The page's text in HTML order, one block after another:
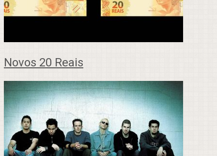
Novos 20 Reais